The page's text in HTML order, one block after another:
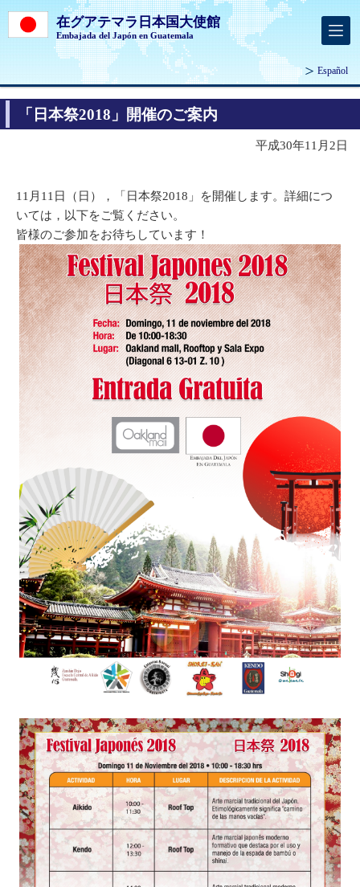
在グアテマラ日本国大使館
Embajada del Japón en Guatemala
Español
「日本祭2018」開催のご案内
平成30年11月2日
11月11日（日），「日本祭2018」を開催します。詳細につ
いては，以下をご覧ください。
皆様のご参加をお待ちしています！